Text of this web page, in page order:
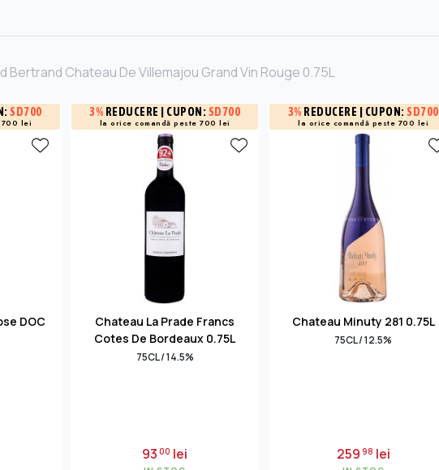
Bertrand Chateau De Villemajou Grand Vin Rouge 0.75L
SD700
700 lei
DOC
3% REDUCERE | CUPON: SD700
la orice comandă peste 700 lei
Chateau La Prade Francs
Cotes De Bordeaux 0.75L
75CL / 14.5%
9300 lei
3% REDUCERE | CUPON:SD700
la orice comandă peste 700 lei
Chateau Minuty 281 0.75L
75CL / 12.5%
25998 lei